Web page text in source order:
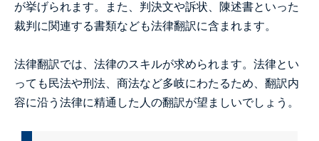
が挙げられます。また、判決文や訴状、陳述書といった
裁判に関連する書類なども法律翻訳に含まれます。
法律翻訳では、法律のスキルが求められます。法律とい
っても民法や刑法、商法など多岐にわたるため、翻訳内
容に沿う法律に精通した人の翻訳が望ましいでしょう。